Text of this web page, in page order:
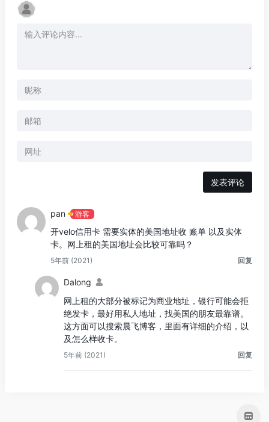
pan 游客
开velo信用卡 需要实体的美国地址收 账单 以及实体
卡。网上租的美国地址会比较可靠吗？
5年前 (2021) 回复
Dalong
网上租的大部分被标记为商业地址，银行可能会拒
绝发卡，最好用私人地址，找美国的朋友最靠谱。
这方面可以搜索晨飞博客，里面有详细的介绍，以
及怎么样收卡。
5年前 (2021) 回复